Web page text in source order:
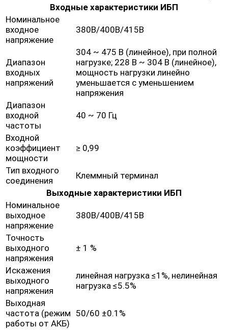
Входные характеристики ИБП
Номинальное
входное
напряжение
380В/400В/415В
Диапазон
входных
напряжений
304 ~ 475 В (линейное), при полной
нагрузке; 228 В ~ 304 В (линейное),
мощность нагрузки линейно
уменьшается с уменьшением
напряжения
Диапазон
входной
частоты
40 ~ 70 Гц
Входной
коэффициент
мощности
≥ 0,99
Тип входного
соединения
Клеммный терминал
Выходные характеристики ИБП
Номинальное
выходное
напряжение
380В/400В/415В
Точность
выходного
напряжения
± 1 %
Искажения
выходного
напряжения
линейная нагрузка ≤1%, нелинейная
нагрузка ≤5.5%
Выходная
частота (режим
работы от АКБ)
50/60 ±0.1%